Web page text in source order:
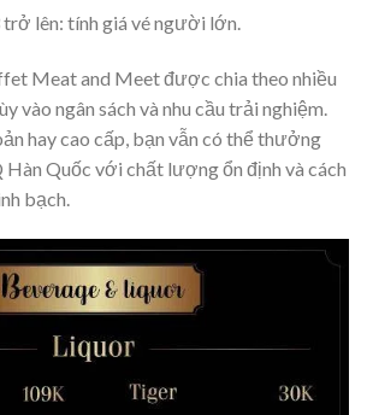
lên: tính giá vé người lớn.
Meat and Meet được chia theo nhiều
vào ngân sách và nhu cầu trải nghiệm.
hay cao cấp, bạn vẫn có thể thưởng
Quốc với chất lượng ổn định và cách
bạch.